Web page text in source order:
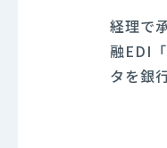
経理で
融EDI
タを銀